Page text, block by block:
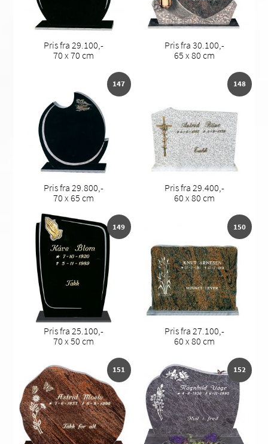
Pris fra 29.100,-
70 x 70 cm
Pris fra 30.100,-
65 x 80 cm
147
Pris fra 29.800,-
70 x 65 cm
148
Pris fra 29.400,-
60 x 80 cm
149
Pris fra 25.100,-
70 x 50 cm
150
Pris fra 27.100,-
60 x 80 cm
151 152